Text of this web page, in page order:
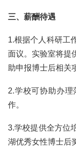
三、薪酬待遇
1.根据个人科研工
面议。实验室将提
助申报博士后相关
2.学校可协助办理
作。
3.学校提供全方位
湖优秀女性博士后